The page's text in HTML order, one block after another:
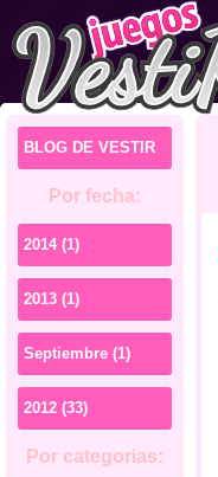
BLOG DE VESTIR
Por fecha:
2014 (1)
2013 (1)
Septiembre (1)
2012 (33)
Por categorias: